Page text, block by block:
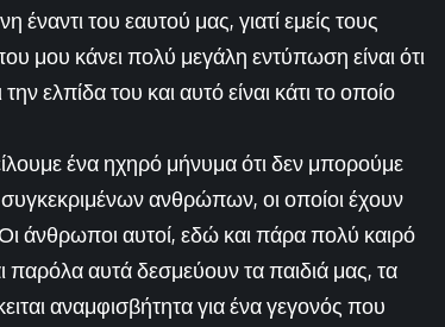
έναντι του εαυτού μας, γιατί εμείς τους
μου κάνει πολύ μεγάλη εντύπωση είναι ότι
ελπίδα του και αυτό είναι κάτι το οποίο
ένα ηχηρό μήνυμα ότι δεν μπορούμε
συγκεκριμένων ανθρώπων, οι οποίοι έχουν
άνθρωποι αυτοί, εδώ και πάρα πολύ καιρό
παρόλα αυτά δεσμεύουν τα παιδιά μας, τα
αναμφισβήτητα για ένα γεγονός που